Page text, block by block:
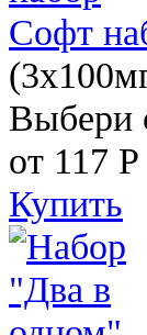
Софт
Выбери
от 117 Р
Купить